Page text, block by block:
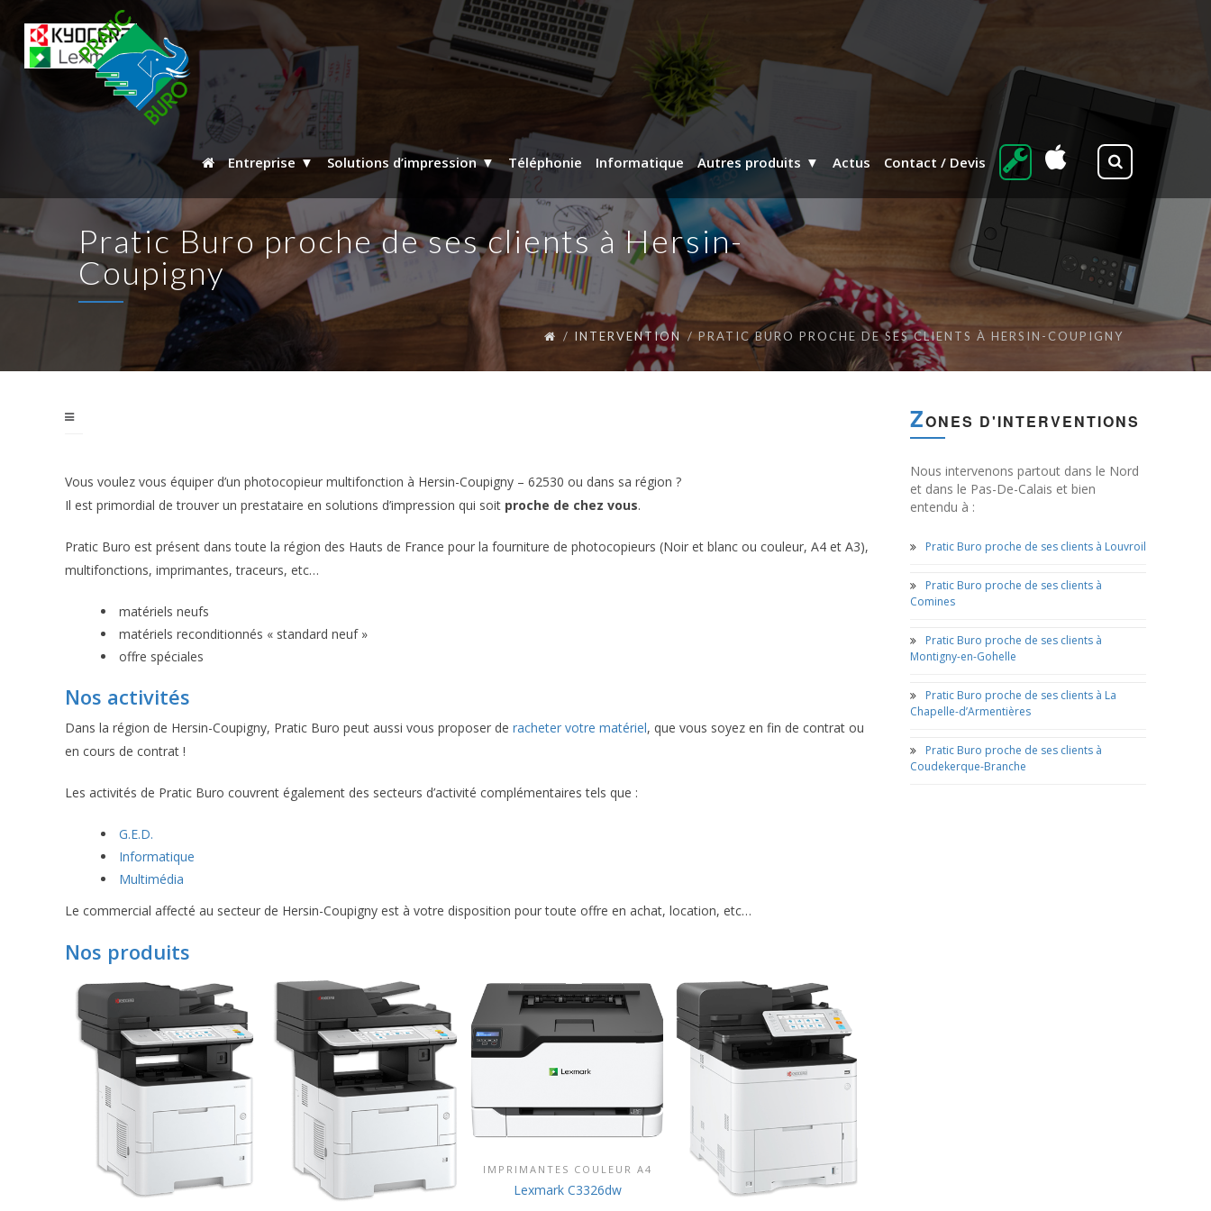
Entreprise Solutions d’impression Téléphonie Informatique Autres produits Actus Contact / Devis
Pratic Buro proche de ses clients à Hersin-
Coupigny
INTERVENTION PRATIC BURO PROCHE DE SES CLIENTS À HERSIN-COUPIGNY
Vous voulez vous équiper d’un photocopieur multifonction à Hersin-Coupigny – 62530 ou dans sa région ?
Il est primordial de trouver un prestataire en solutions d’impression qui soit proche de chez vous.
Pratic Buro est présent dans toute la région des Hauts de France pour la fourniture de photocopieurs (Noir et blanc ou couleur, A4 et A3),
multifonctions, imprimantes, traceurs, etc…
matériels neufs
matériels reconditionnés « standard neuf »
offre spéciales
Nos activités
Dans la région de Hersin-Coupigny, Pratic Buro peut aussi vous proposer de racheter votre matériel, que vous soyez en fin de contrat ou
en cours de contrat !
Les activités de Pratic Buro couvrent également des secteurs d’activité complémentaires tels que :
G.E.D.
Informatique
Multimédia
Le commercial affecté au secteur de Hersin-Coupigny est à votre disposition pour toute offre en achat, location, etc…
Nos produits
DÉCOUVRIR CE PRODUIT
IMPRIMANTES COULEUR A4
Lexmark C3326dw
ZONES D'INTERVENTIONS
Nous intervenons partout dans le Nord
et dans le Pas-De-Calais et bien
entendu à :
Pratic Buro proche de ses clients à Louvroil
Pratic Buro proche de ses clients à
Comines
Pratic Buro proche de ses clients à
Montigny-en-Gohelle
Pratic Buro proche de ses clients à La
Chapelle-d’Armentières
Pratic Buro proche de ses clients à
Coudekerque-Branche